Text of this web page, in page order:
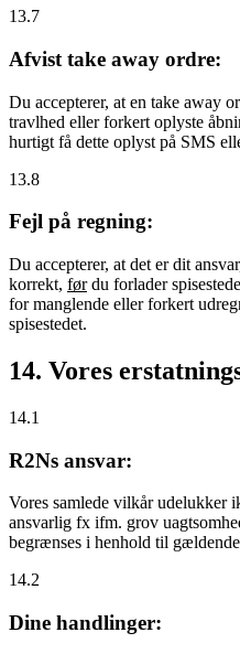
13.7
Afvist take away ordre:
Du accepterer, at en take away
travlhed eller forkert oplyste
hurtigt få dette oplyst på SMS
13.8
Fejl på regning:
Du accepterer, at det er dit
korrekt, førdu forlader
for manglende eller forkert
spisestedet.
14. Vores
14.1
R2Ns ansvar:
Vores samlede vilkår udelukker
ansvarlig fx ifm. grov
begrænses i henhold til
14.2
Dine handlinger: